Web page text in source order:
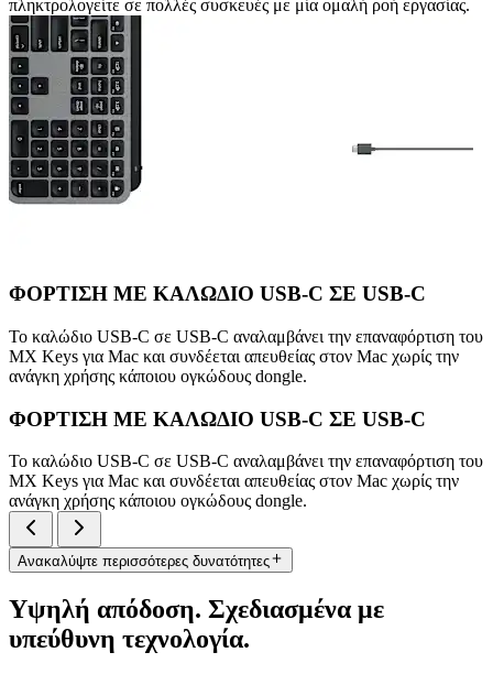
πληκτρολογείτε σε πολλές συσκευές με μία ομαλή ροή εργασίας.
ΦΟΡΤΙΣΗ ΜΕ ΚΑΛΩΔΙΟ USB-C ΣΕ USB-C
Το καλώδιο USB-C σε USB-C αναλαμβάνει την επαναφόρτιση του
MX Keys για Mac και συνδέεται απευθείας στον Mac χωρίς την
ανάγκη χρήσης κάποιου ογκώδους dongle.
ΦΟΡΤΙΣΗ ΜΕ ΚΑΛΩΔΙΟ USB-C ΣΕ USB-C
Το καλώδιο USB-C σε USB-C αναλαμβάνει την επαναφόρτιση του
MX Keys για Mac και συνδέεται απευθείας στον Mac χωρίς την
ανάγκη χρήσης κάποιου ογκώδους dongle.
Ανακαλύψτε περισσότερες δυνατότητες
Υψηλή απόδοση. Σχεδιασμένα με
υπεύθυνη τεχνολογία.